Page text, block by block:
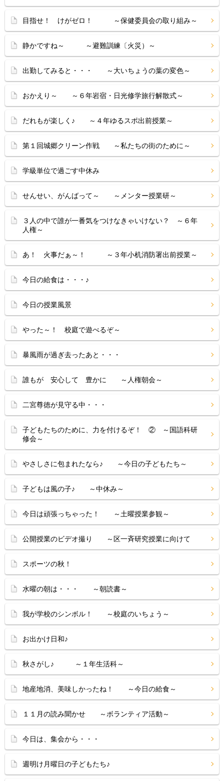
目指せ！ けがゼロ！ ～保健委員会の取り組み～
静かですね～ ～避難訓練〔火災）～
出勤してみると・・・ ～大いちょうの葉の変色～
おかえり～ ～６年岩宿・日光修学旅行解散式～
だれもが楽しく♪ ～４年ゆるスポ出前授業～
第１回城郷クリーン作戦 ～私たちの街のために～
学級単位で過ごす中休み
せんせい、がんばって～ ～メンター授業研～
３人の中で誰が一番気をつけなきゃいけない？ ～６年
人権～
あ！ 火事だぁ～！ ～３年小机消防署出前授業～
今日の給食は・・・♪
今日の授業風景
やった～！ 校庭で遊べるぞ～
暴風雨が過ぎ去ったあと・・・
誰もが 安心して 豊かに ～人権朝会～
二宮尊徳が見守る中・・・
子どもたちのために、力を付けるぞ！ ② ～国語科研
修会～
やさしさに包まれたなら♪ ～今日の子どもたち～
子どもは風の子♪ ～中休み～
今日は頑張っちゃった！ ～土曜授業参観～
公開授業のビデオ撮り ～区一斉研究授業に向けて
スポーツの秋！
水曜の朝は・・・ ～朝読書～
我が学校のシンボル！ ～校庭のいちょう～
お出かけ日和♪
秋さがし♪ ～１年生活科～
地産地消、美味しかったね！ ～今日の給食～
１１月の読み聞かせ ～ボランティア活動～
今日は、集会から・・・
週明け月曜日の子どもたち♪